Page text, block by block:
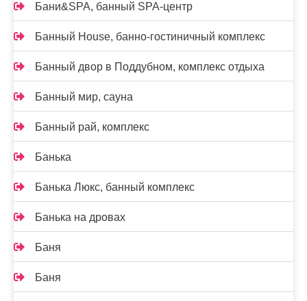
Бани&SPA, банный SPA-центр
Банный House, банно-гостиничный комплекс
Банный двор в Поддубном, комплекс отдыха
Банный мир, сауна
Банный рай, комплекс
Банька
Банька Люкс, банный комплекс
Банька на дровах
Баня
Баня